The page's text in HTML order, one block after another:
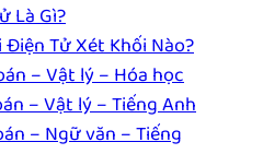
Là Gì?
Tử Xét Khối Nào?
– Vật lý – Hóa học
– Vật lý – Tiếng Anh
– Ngữ văn – Tiếng